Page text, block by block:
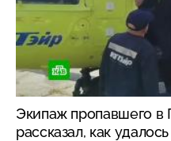
Экипаж пропавшего в
рассказал, как